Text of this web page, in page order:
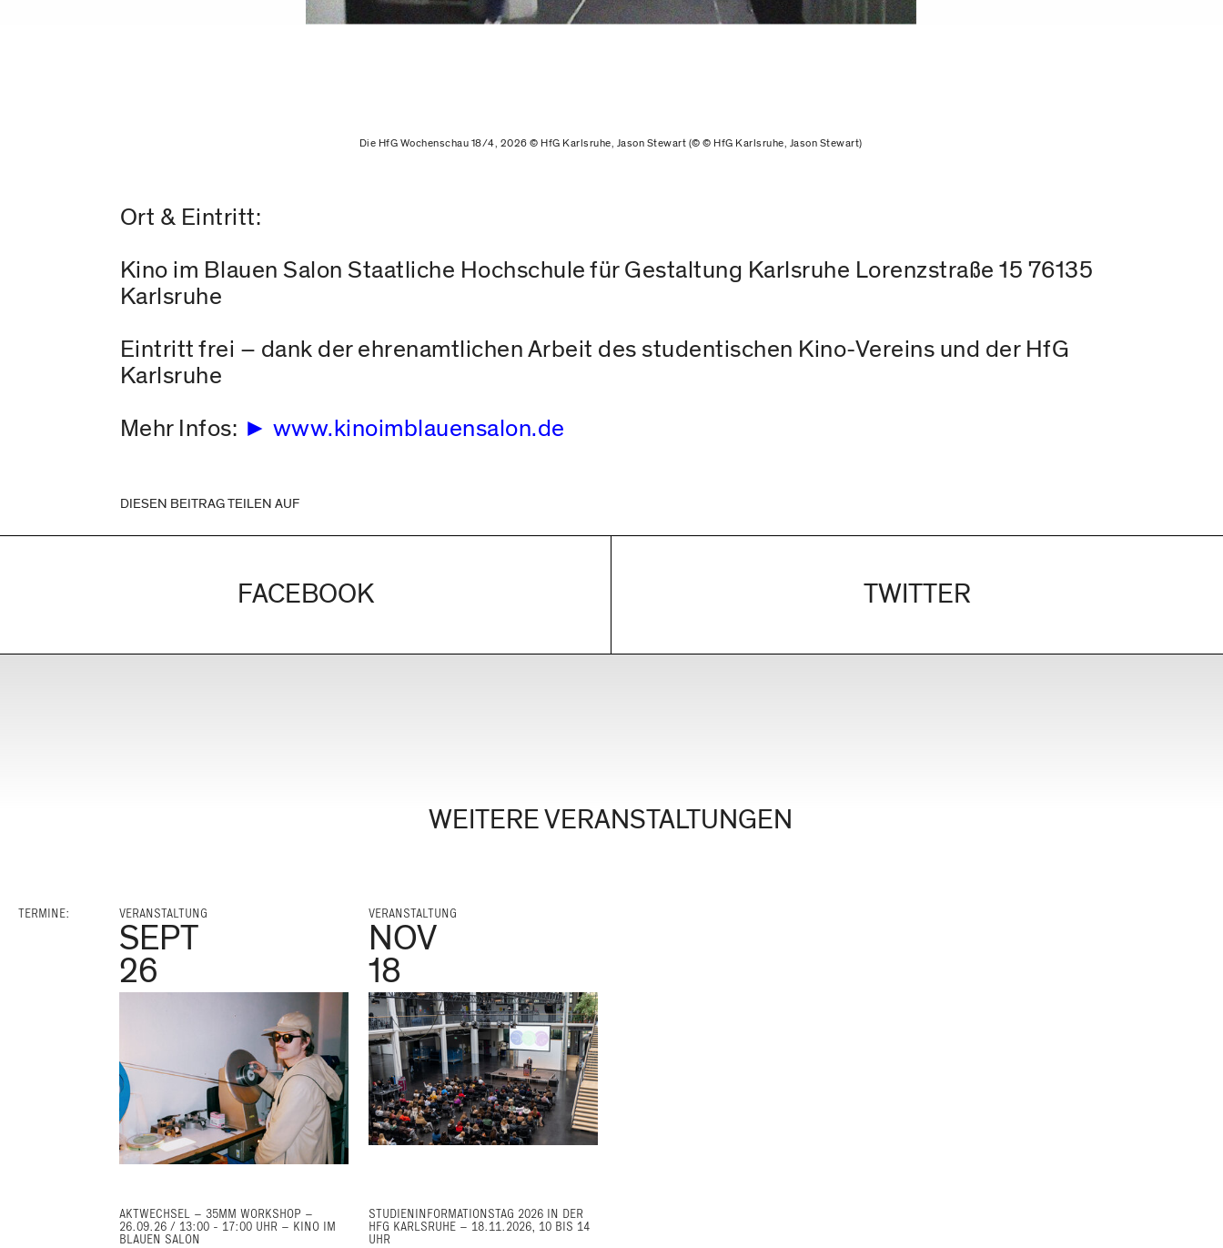
Die HfG Wochenschau 18/4, 2026 © HfG Karlsruhe, Jason Stewart (© © HfG Karlsruhe, Jason Stewart)
Ort & Eintritt:
Kino im Blauen Salon Staatliche Hochschule für Gestaltung Karlsruhe Lorenzstraße 15 76135
Karlsruhe
Eintritt frei – dank der ehrenamtlichen Arbeit des studentischen Kino-Vereins und der HfG
Karlsruhe
Mehr Infos:
www.kinoimblauensalon.de
DIESEN BEITRAG TEILEN AUF
FACEBOOK TWITTER
WEITERE VERANSTALTUNGEN
TERMINE: VERANSTALTUNG
SEPT
26
AKTWECHSEL – 35MM WORKSHOP –
26.09.26 / 13:00 - 17:00 UHR – KINO IM
BLAUEN SALON
VERANSTALTUNG
NOV
18
STUDIENINFORMATIONSTAG 2026 IN DER
HFG KARLSRUHE – 18.11.2026, 10 BIS 14
UHR